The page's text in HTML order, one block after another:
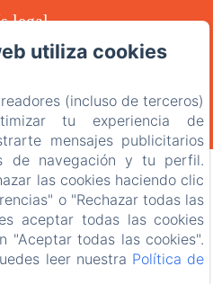
legal
ES
CA
con Amenitiz
index: Loading chunk 1322
packs/1322-
utiliza cookies
(incluso de terceros)
tu experiencia de
mensajes publicitarios
de navegación y tu perfil.
las cookies haciendo clic
o "Rechazar todas las
aceptar todas las cookies
"Aceptar todas las cookies".
leer nuestra Política de